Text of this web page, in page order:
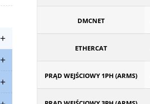
DMCNET
ETHERCAT
PRĄD WEJŚCIOWY 1PH (ARMS)